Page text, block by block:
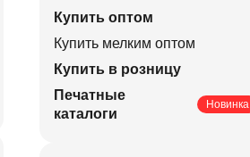
Купить оптом
Купить мелким оптом
Купить в розницу
Печатные
каталоги
Новинка